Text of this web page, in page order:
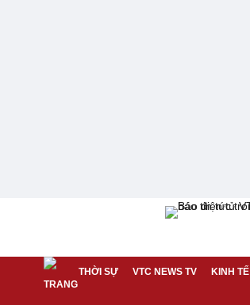
THỜI SỰ VTC NEWS TV KINH TẾ